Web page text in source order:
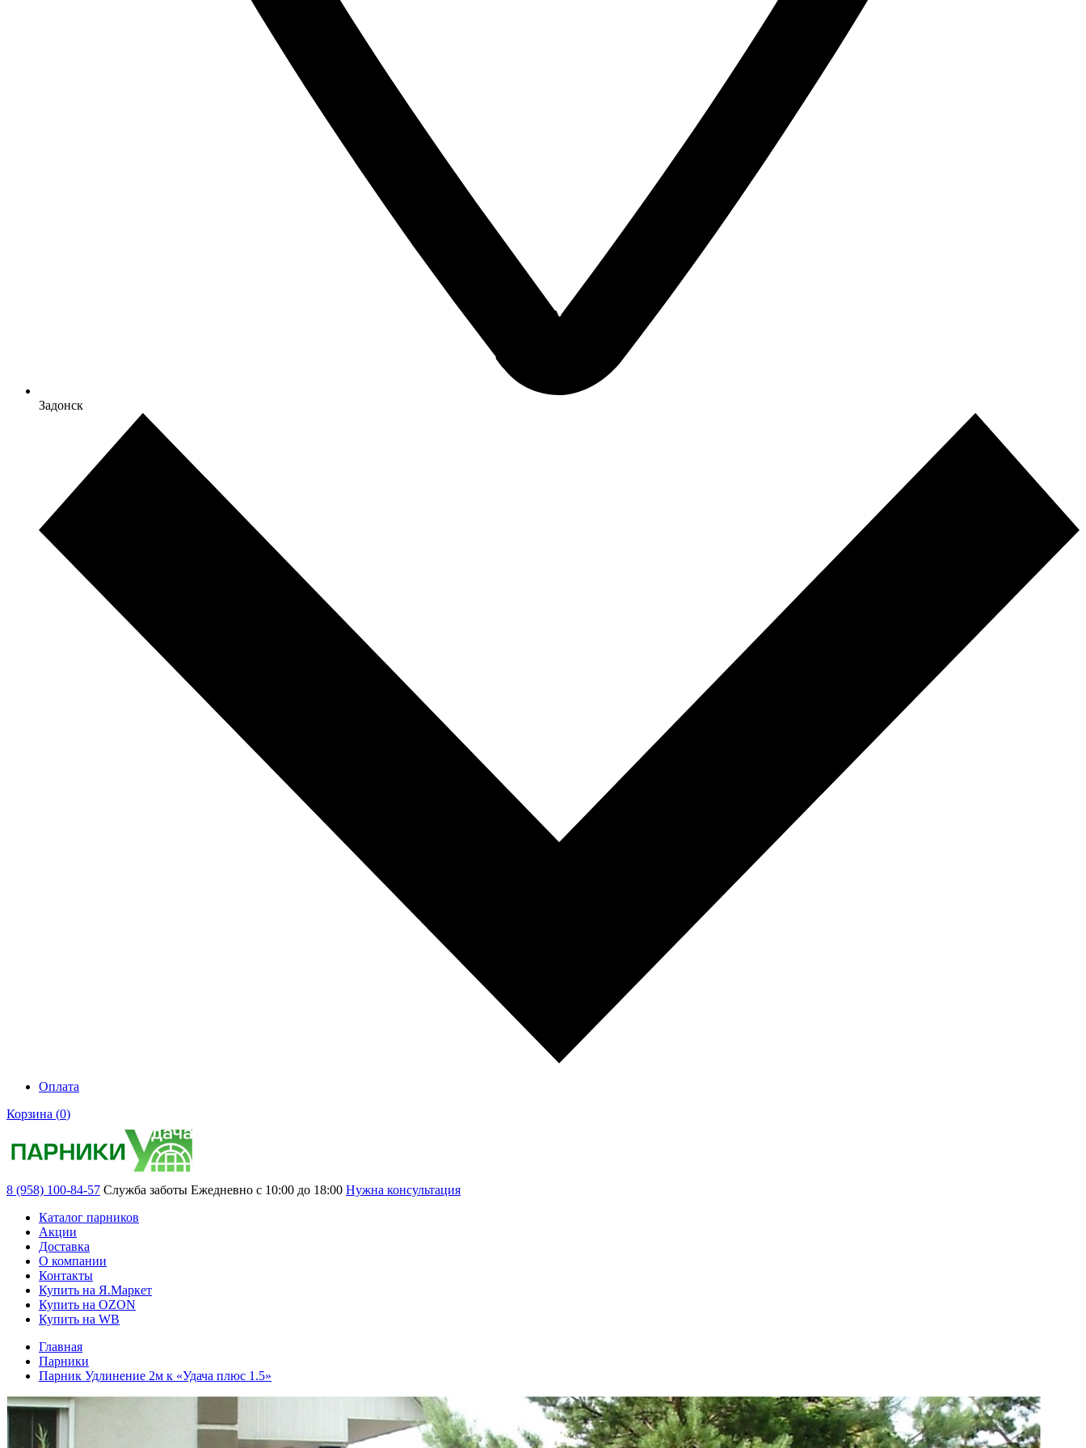
Задонск
Оплата
Корзина (0)
8 (958) 100-84-57 Служба заботы Ежедневно с 10:00 до 18:00 Нужна консультация
Каталог парников
Акции
Доставка
О компании
Контакты
Купить на Я.Маркет
Купить на OZON
Купить на WB
Главная
Парники
Парник Удлинение 2м к «Удача плюс 1.5»